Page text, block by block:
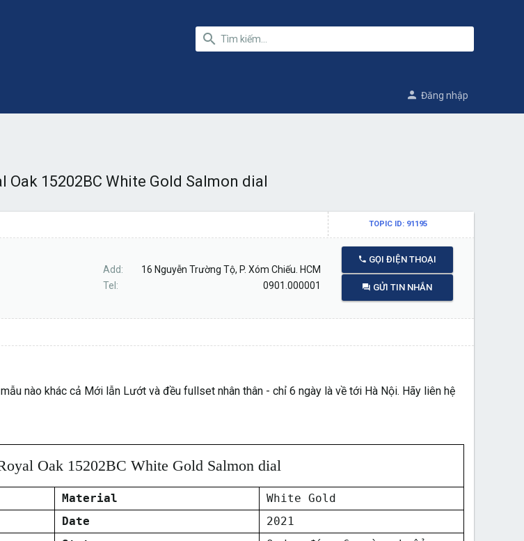
Đăng nhập
Oak 15202BC White Gold Salmon dial
TOPIC ID: 91195
Add
16 Nguyễn Trường Tộ, P. Xóm Chiếu. HCM
Tel
0901.000001
GỌI ĐIỆN THOẠI
GỬI TIN NHẮN
nào khác cả Mới lẫn Lướt và đều fullset nhân thân - chỉ 6 ngày là về tới Hà Nội. Hãy liên hệ
Oak 15202BC White Gold Salmon dial
Material
White Gold
Date
2021